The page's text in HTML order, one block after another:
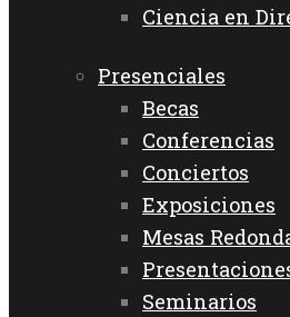
Ciencia en
Presenciales
Becas
Conferencias
Conciertos
Exposiciones
Mesas
Seminarios